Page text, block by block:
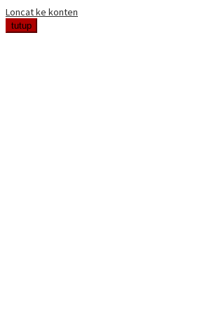
Loncat ke konten
tutup